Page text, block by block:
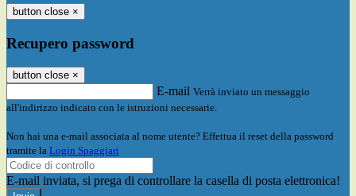
button close ×
Recupero password
button close ×
E-mail Verrà inviato un messaggio
all'indirizzo indicato con le istruzioni necessarie.
Non hai una e-mail associata al nome utente? Effettua il reset della password
tramite la Login Spaggiari
E-mail inviata, si prega di controllare la casella di posta elettronica!